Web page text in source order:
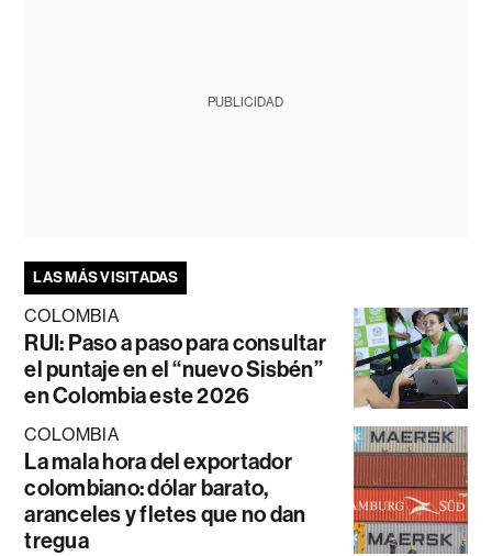
PUBLICIDAD
LAS MÁS VISITADAS
COLOMBIA
RUI: Paso a paso para consultar
el puntaje en el “nuevo Sisbén”
en Colombia este 2026
COLOMBIA
La mala hora del exportador
colombiano: dólar barato,
aranceles y fletes que no dan
tregua